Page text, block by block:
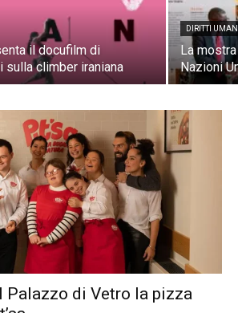
il docufilm di
sulla climber iraniana
DIRITTI
La
Nazioni
Palazzo di Vetro la pizza